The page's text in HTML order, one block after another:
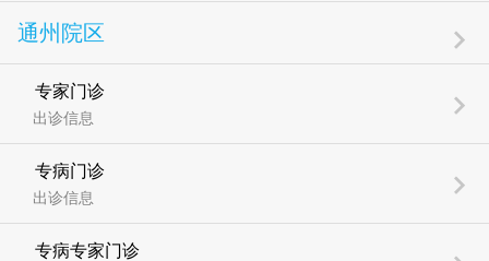
通州院区
专家门诊
出诊信息
专病门诊
出诊信息
专病专家门诊